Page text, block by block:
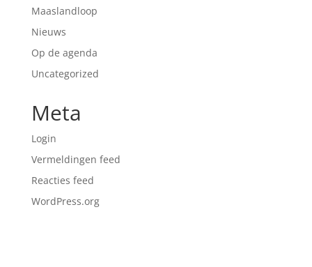
Maaslandloop
Nieuws
Op de agenda
Uncategorized
Meta
Login
Vermeldingen feed
Reacties feed
WordPress.org